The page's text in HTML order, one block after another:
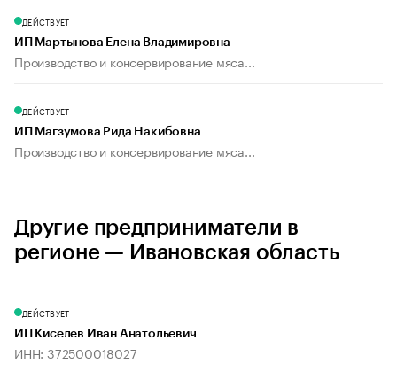
ДЕЙСТВУЕТ
ИП Мартынова Елена Владимировна
Производство и консервирование мяса...
ДЕЙСТВУЕТ
ИП Магзумова Рида Накибовна
Производство и консервирование мяса...
Другие предприниматели в
регионе — Ивановская область
ДЕЙСТВУЕТ
ИП Киселев Иван Анатольевич
ИНН: 372500018027